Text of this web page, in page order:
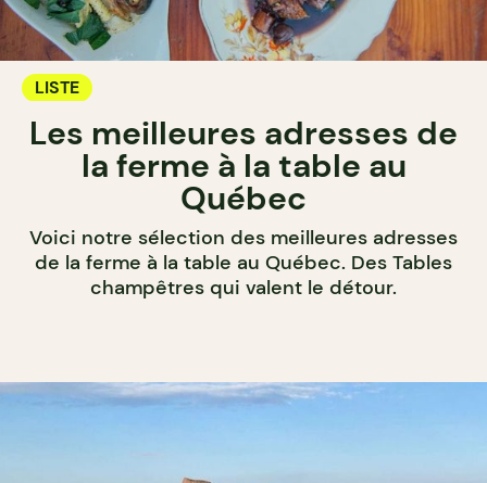
LISTE
Les meilleures adresses de
la ferme à la table au
Québec
Voici notre sélection des meilleures adresses
de la ferme à la table au Québec. Des Tables
champêtres qui valent le détour.